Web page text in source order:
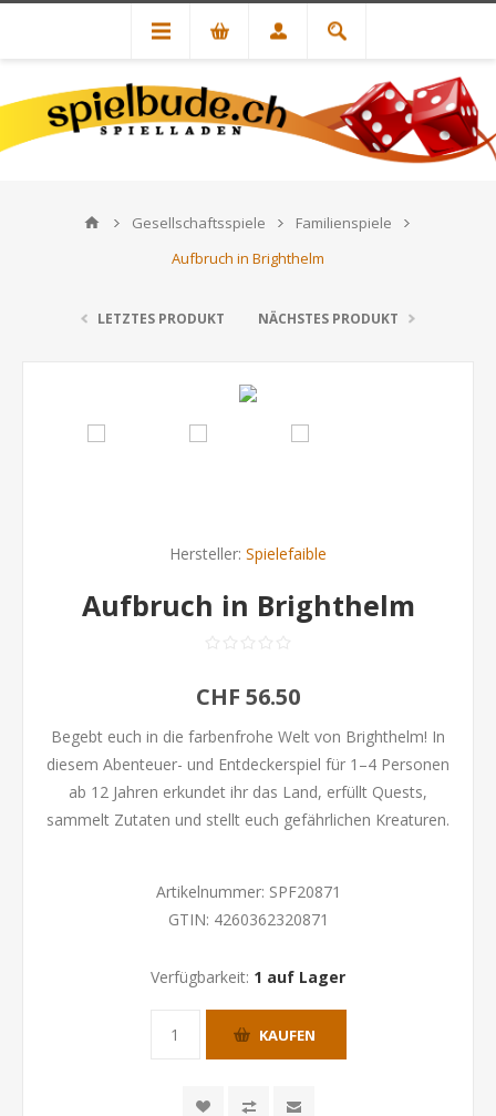
Gesellschaftsspiele
Familienspiele
Aufbruch in Brighthelm
LETZTES PRODUKT NÄCHSTES PRODUKT
Hersteller: Spielefaible
Aufbruch in Brighthelm
CHF 56.50
Begebt euch in die farbenfrohe Welt von Brighthelm! In
diesem Abenteuer- und Entdeckerspiel für 1–4 Personen
ab 12 Jahren erkundet ihr das Land, erfüllt Quests,
sammelt Zutaten und stellt euch gefährlichen Kreaturen.
Artikelnummer: SPF20871
GTIN: 4260362320871
Verfügbarkeit: 1 auf Lager
KAUFEN